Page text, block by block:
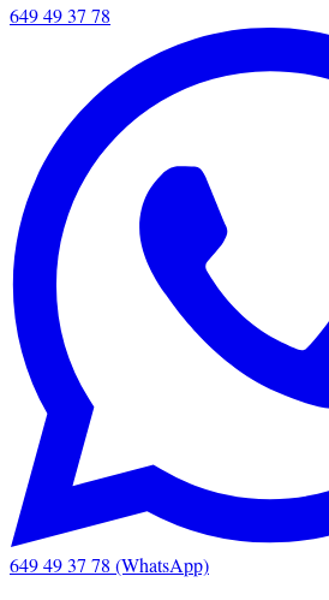
649 49 37 78
649 49 37 78 (WhatsApp)